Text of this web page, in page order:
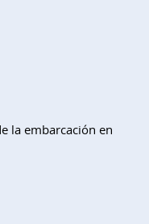
la embarcación en